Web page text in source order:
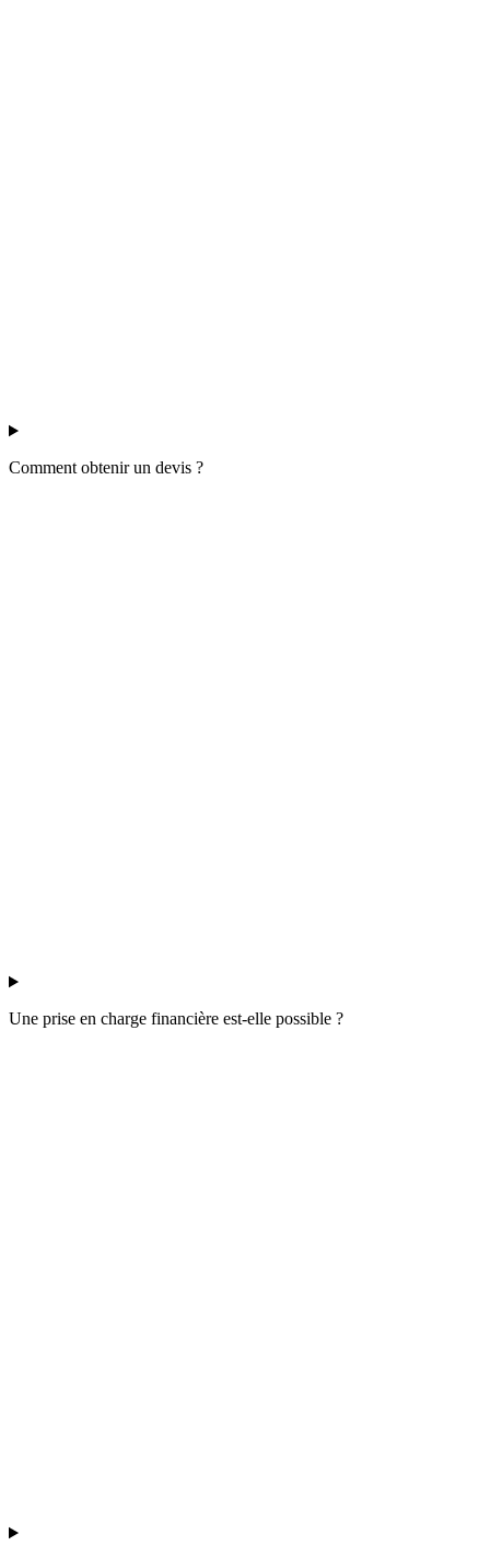
Comment obtenir un devis ?
Une prise en charge financière est-elle possible ?